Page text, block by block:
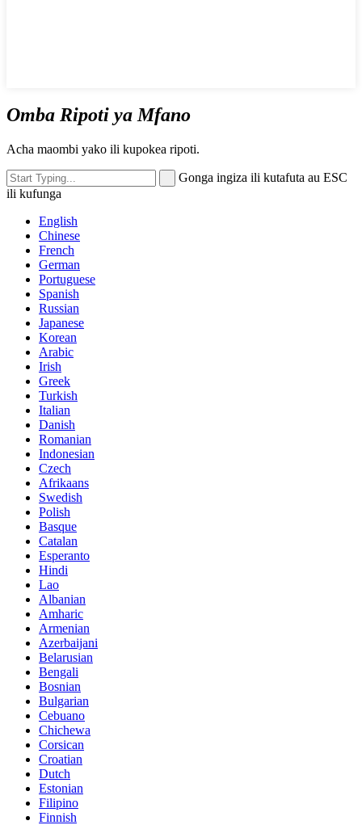
Omba Ripoti ya Mfano
Acha maombi yako ili kupokea ripoti.
Gonga ingiza ili kutafuta au ESC
ili kufunga
English
Chinese
French
German
Portuguese
Spanish
Russian
Japanese
Korean
Arabic
Irish
Greek
Turkish
Italian
Danish
Romanian
Indonesian
Czech
Afrikaans
Swedish
Polish
Basque
Catalan
Esperanto
Hindi
Lao
Albanian
Amharic
Armenian
Azerbaijani
Belarusian
Bengali
Bosnian
Bulgarian
Cebuano
Chichewa
Corsican
Croatian
Dutch
Estonian
Filipino
Finnish